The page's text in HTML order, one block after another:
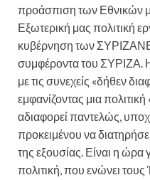
προάσπιση των Εθνικών
Εξωτερική μας πολιτική
κυβέρνηση των
συμφέροντα του ΣΥΡΙΖΑ.
με τις συνεχείς «δήθεν
εμφανίζοντας μια
αδιαφορεί παντελώς,
προκειμένου να
της εξουσίας. Είναι η ώρα
πολιτική, που ενώνει